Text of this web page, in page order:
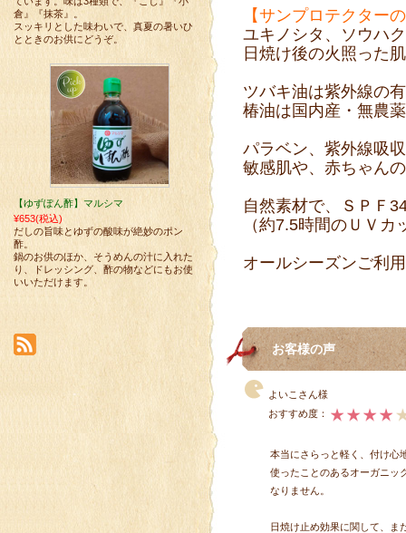
【サンプロテクター
ユキノシタ、ソウハ
日焼け後の火照った
ツバキ油は紫外線の
椿油は国内産・無農
パラベン、紫外線吸
敏感肌や、赤ちゃん
自然素材で、ＳＰＦ
（約7.5時間のＵＶ
オールシーズンご利
お客様の声
よいこさん様
おすすめ度：
本当にさらっと軽く、付け心
使ったことのあるオーガニッ
なりません。
日焼け止め効果に関して、
倉』『抹茶』。
スッキリとした味わいで、真夏の暑いひ
とときのお供にどうぞ。
【ゆずぽん酢】マルシマ
¥653(税込)
だしの旨味とゆずの酸味が絶妙のポン
酢。
鍋のお供のほか、そうめんの汁に入れた
り、ドレッシング、酢の物などにもお使
いいただけます。